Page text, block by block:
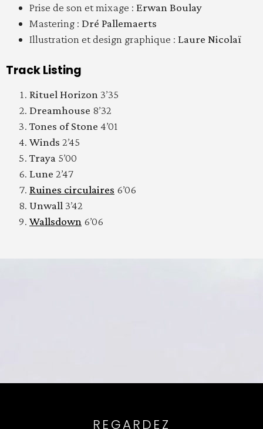
Prise de son et mixage : Erwan Boulay
Mastering : Dré Pallemaerts
Illustration et design graphique : Laure Nicolaï
Track Listing
Rituel Horizon 3’35
Dreamhouse 8’32
Tones of Stone 4’01
Winds 2’45
Traya 5’00
Lune 2’47
Ruines circulaires 6’06
Unwall 3’42
Wallsdown 6’06
REGARDEZ